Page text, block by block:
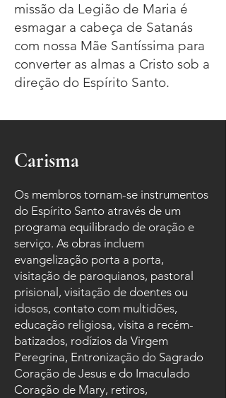
missão da Legião de Maria é
esmagar a cabeça de Satanás
com nossa Mãe Santíssima para
converter as almas a Cristo sob a
direção do Espírito Santo.
Carisma
Os membros tornam-se instrumentos
do Espírito Santo através de um
programa equilibrado de oração e
serviço. As obras incluem
evangelização porta a porta,
visitação de paroquianos, pastoral
prisional, visitação de doentes ou
idosos, contato com multidões,
educação religiosa, visita a recém-
batizados, rodízios da Virgem
Peregrina, Entronização do Sagrado
Coração de Jesus e do Imaculado
Coração de Mary, retiros,